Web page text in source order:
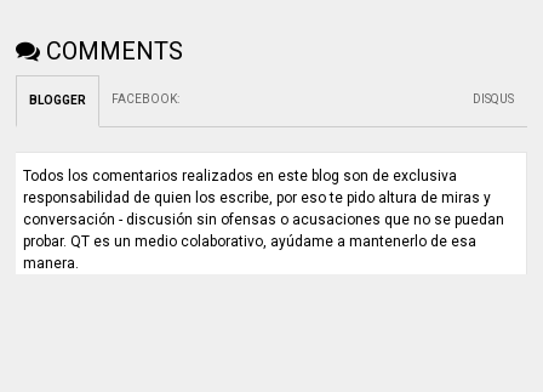
COMMENTS
BLOGGER FACEBOOK: DISQUS
Todos los comentarios realizados en este blog son de exclusiva
responsabilidad de quien los escribe, por eso te pido altura de miras y
conversación - discusión sin ofensas o acusaciones que no se puedan
probar. QT es un medio colaborativo, ayúdame a mantenerlo de esa
manera.